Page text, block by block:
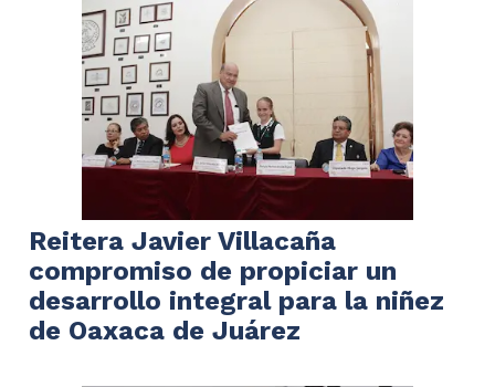
Reitera Javier Villacaña
compromiso de propiciar un
desarrollo integral para la niñez
de Oaxaca de Juárez